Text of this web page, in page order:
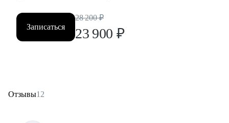
Записаться
28 200 ₽
23 900 ₽
Отзывы12